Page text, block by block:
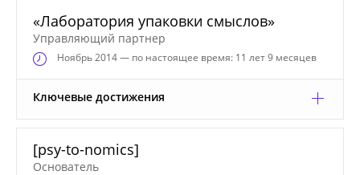
«Лаборатория упаковки смыслов»
Управляющий партнер
Ноябрь2014 — по настоящее время: 11 лет 9 месяцев
Ключевые достижения
[psy-to-nomics]
Основатель